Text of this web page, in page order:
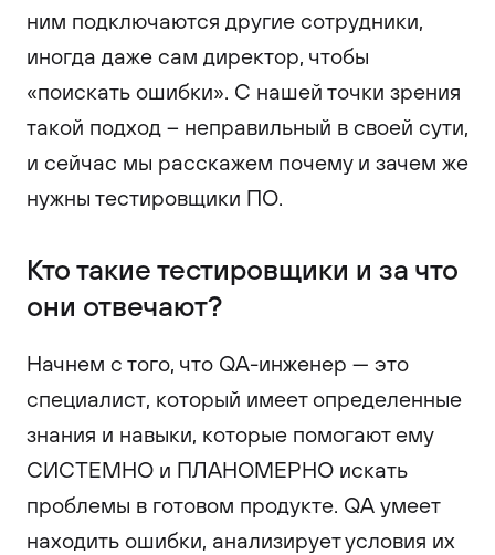
ним подключаются другие сотрудники,
иногда даже сам директор, чтобы
«поискать ошибки». С нашей точки зрения
такой подход – неправильный в своей сути,
и сейчас мы расскажем почему и зачем же
нужны тестировщики ПО.
Кто такие тестировщики и за что
они отвечают?
Начнем с того, что QA-инженер — это
специалист, который имеет определенные
знания и навыки, которые помогают ему
СИСТЕМНО и ПЛАНОМЕРНО искать
проблемы в готовом продукте. QA умеет
находить ошибки, анализирует условия их